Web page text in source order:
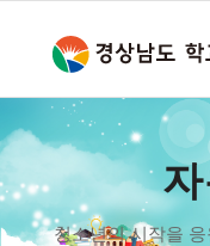
청소년의 시작을